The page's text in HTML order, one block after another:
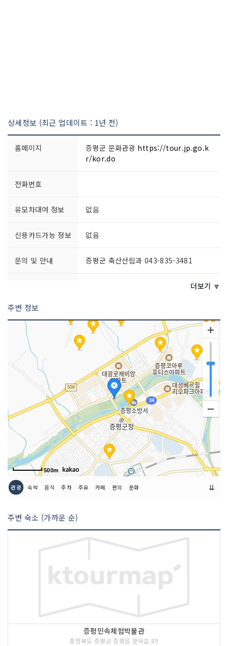
상세정보 (최근 업데이트 : 1년 전)
홈페이지 증평군 문화관광 https://tour.jp.go.k
r/kor.do
전화번호
유모차대여 정보 없음
신용카드가능 정보 없음
문의 및 안내 증평군 축산산림과 043-835-3481
쉬는날
이용시간 상시 개방
더보기 🔽
주변 정보
500m
관광 숙박 음식 주차 주유 카페 편의 문화 ⇊
주변 숙소 (가까운 순)
증평민속체험박물관
충청북도 증평군 증평읍 둔덕길 89